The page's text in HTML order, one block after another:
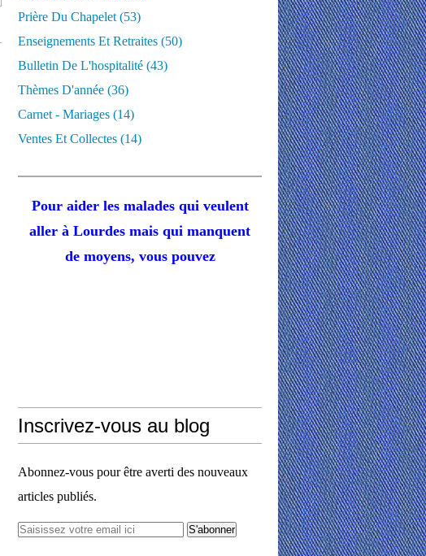
Prière Du Chapelet (53)
Enseignements Et Retraites (50)
Bulletin De L'hospitalité (43)
Thèmes D'année (36)
Carnet - Mariages (14)
Ventes Et Collectes (14)
Pour aider les malades qui veulent
aller à Lourdes mais qui manquent
de moyens, vous pouvez
Inscrivez-vous au blog
Abonnez-vous pour être averti des nouveaux
articles publiés.